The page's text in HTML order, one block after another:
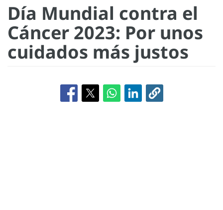
Día Mundial contra el
Cáncer 2023: Por unos
cuidados más justos